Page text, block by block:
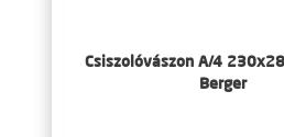
Csiszolóvászon A/4
Berger